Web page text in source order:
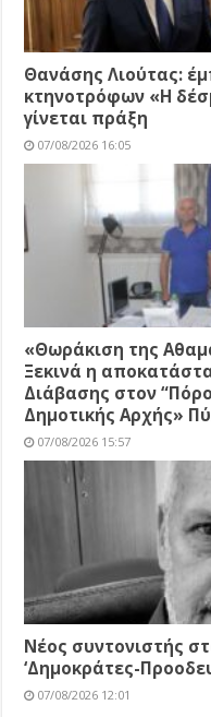
Θανάσης Λιούτας:
κτηνοτρόφων «Η
γίνεται πράξη
07/08/2026 16:05
«Θωράκιση της
Ξεκινά η
Διάβασης στον
Δημοτικής Αρχής»
07/08/2026 15:57
Νέος συντονιστής
‘Δημοκράτες-
07/08/2026 12:01